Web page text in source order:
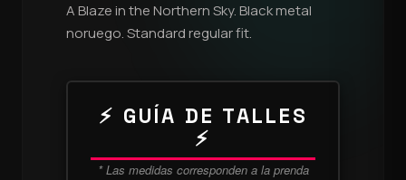
A Blaze in the Northern Sky. Black metal
noruego. Standard regular fit.
⚡ GUÍA DE TALLES
⚡
* Las medidas corresponden a la prenda